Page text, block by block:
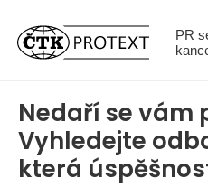
PR
Nedaří se vám
Vyhledejte
která